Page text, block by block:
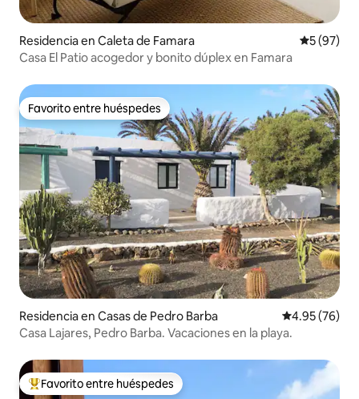
Residencia en Caleta de Famara
5 (97)
Casa El Patio acogedor y bonito dúplex en Famara
Favorito entre huéspedes
Favorito entre huéspedes
Residencia en Casas de Pedro Barba Calificación
4.95 (76)
Casa Lajares, Pedro Barba. Vacaciones en la playa.
De los mejores en Favorito entre huéspedes
Favorito entre huéspedes